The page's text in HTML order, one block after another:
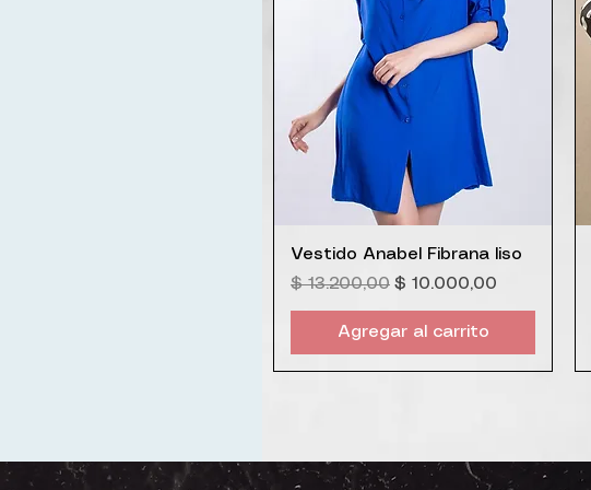
Vista rápida
Vestido Anabel Fibrana liso
Precio
$ 13.200,00 Precio de oferta
$ 10.000,00
Agregar al carrito